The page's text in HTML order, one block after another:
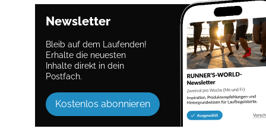
Newsletter
Bleib auf dem Laufenden!
Erhalte die neuesten
Inhalte direkt in dein
Postfach.
Kostenlos abonnieren